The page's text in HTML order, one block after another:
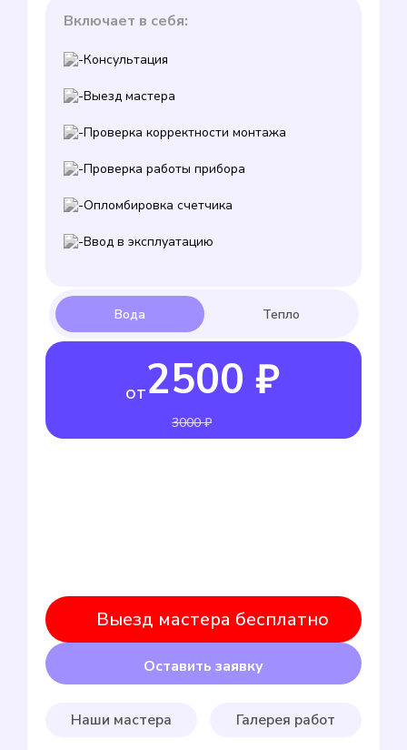
Включает в себя:
Консультация
Выезд мастера
Проверка корректности монтажа
Проверка работы прибора
Опломбировка счетчика
Ввод в эксплуатацию
от2500 ₽
3000 ₽
Выезд мастера бесплатно
Оставить заявку
Наши мастера Галерея работ